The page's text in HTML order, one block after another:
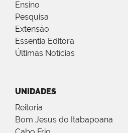
Ensino
Pesquisa
Extensão
Essentia Editora
Últimas Notícias
UNIDADES
Reitoria
Bom Jesus do Itabapoana